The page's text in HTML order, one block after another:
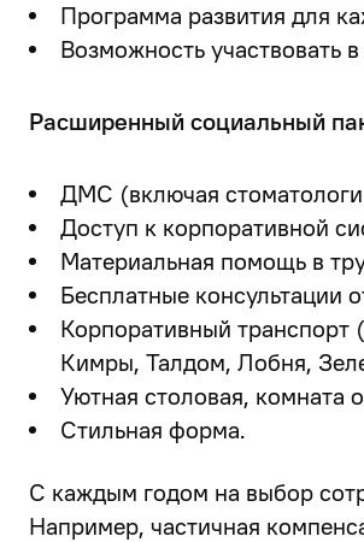
Программа развития для
Возможность участвовать
Расширенный социальный
ДМС (включая
Доступ к корпоративной
Материальная помощь в
Бесплатные консультации
Корпоративный транспорт
Кимры, Талдом, Лобня,
Уютная столовая, комната
Стильная форма.
С каждым годом на выбор
Например, частичная